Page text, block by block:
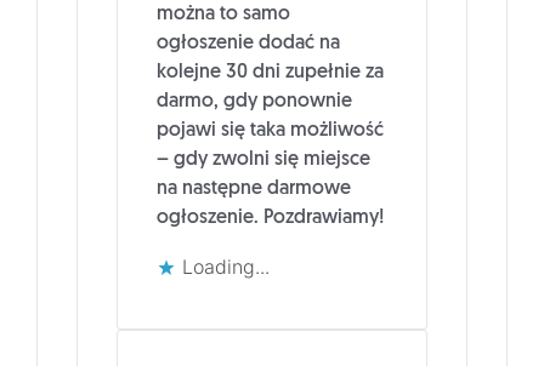
można to samo
ogłoszenie dodać na
kolejne 30 dni zupełnie za
darmo, gdy ponownie
pojawi się taka możliwość
– gdy zwolni się miejsce
na następne darmowe
ogłoszenie. Pozdrawiamy!
Loading...